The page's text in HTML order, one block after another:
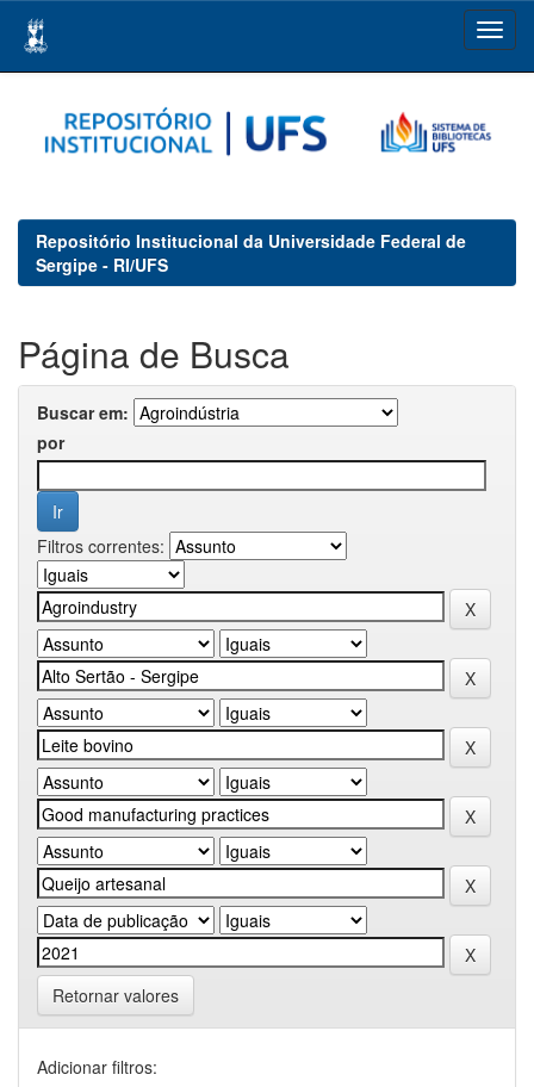
navigation
Repositório Institucional da Universidade Federal de
Sergipe - RI/UFS
Página de Busca
Buscar em:
por
Filtros correntes:
Retornar valores
Adicionar filtros: